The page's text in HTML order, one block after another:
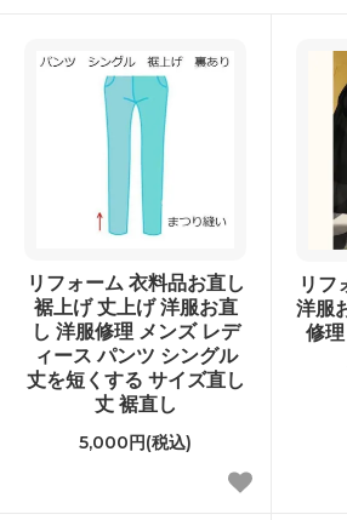
リフォーム 衣料品お直し
裾上げ 丈上げ 洋服お直
し 洋服修理 メンズ レデ
ィース パンツ シングル
丈を短くする サイズ直し
丈 裾直し
5,000円(税込)
リフ
洋服
修